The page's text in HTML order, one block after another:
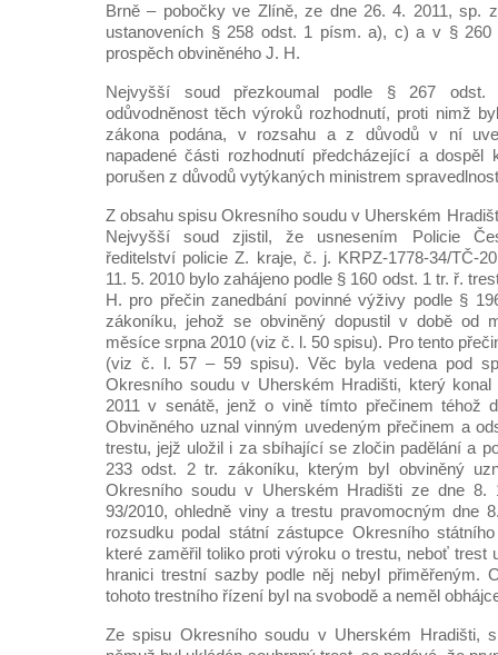
Brně – pobočky ve Zlíně, ze dne 26. 4. 2011, sp.
ustanoveních § 258 odst. 1 písm. a), c) a v § 260
prospěch obviněného J. H.
Nejvyšší soud přezkoumal podle § 267
odůvodněnost těch výroků rozhodnutí, proti nimž
zákona podána, v rozsahu a z důvodů v ní
napadené části rozhodnutí předcházející a
porušen z důvodů vytýkaných ministrem
Z obsahu spisu Okresního soudu v Uherském
Nejvyšší soud zjistil, že usnesením Policie
ředitelství policie Z. kraje, č. j. KRPZ-1778-34/TČ-
11. 5. 2010 bylo zahájeno podle § 160 odst. 1 tr. ř.
H. pro přečin zanedbání povinné výživy podle §
zákoníku, jehož se obviněný dopustil v době od
měsíce srpna 2010 (viz č. l. 50 spisu). Pro tento
(viz č. l. 57 – 59 spisu). Věc byla vedena pod
Okresního soudu v Uherském Hradišti, který
2011 v senátě, jenž o vině tímto přečinem téhož
Obviněného uznal vinným uvedeným přečinem a
trestu, jejž uložil i za sbíhající se zločin padělání a
233 odst. 2 tr. zákoníku, kterým byl obviněný
Okresního soudu v Uherském Hradišti ze dne
93/2010, ohledně viny a trestu pravomocným dne
rozsudku podal státní zástupce Okresního
které zaměřil toliko proti výroku o trestu, neboť trest
hranici trestní sazby podle něj nebyl přiměřeným.
tohoto trestního řízení byl na svobodě a neměl
Ze spisu Okresního soudu v Uherském Hradišti,